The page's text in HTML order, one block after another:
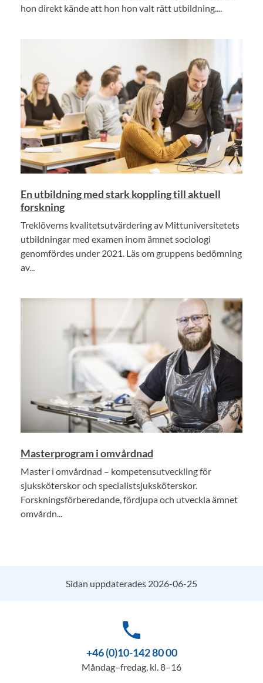
hon direkt kände att hon hon valt rätt utbildning....
En utbildning med stark koppling till aktuell
forskning
Treklöverns kvalitetsutvärdering av Mittuniversitetets
utbildningar med examen inom ämnet sociologi
genomfördes under 2021. Läs om gruppens bedömning
av...
Masterprogram i omvårdnad
Master i omvårdnad – kompetensutveckling för
sjuksköterskor och specialistsjuksköterskor.
Forskningsförberedande, fördjupa och utveckla ämnet
omvårdn...
Sidan uppdaterades 2026-06-25
phone
+46 (0)10-142 80 00
Måndag–fredag, kl. 8–16